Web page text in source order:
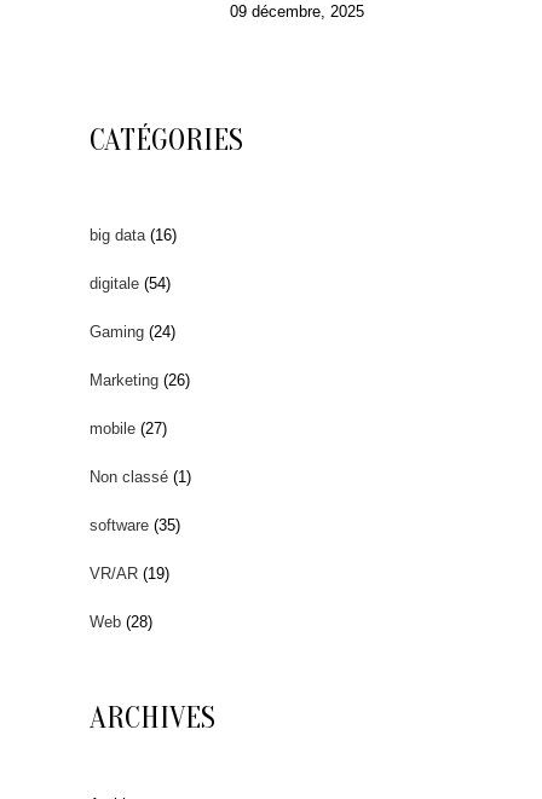
09 décembre, 2025
CATÉGORIES
big data (16)
digitale (54)
Gaming (24)
Marketing (26)
mobile (27)
Non classé (1)
software (35)
VR/AR (19)
Web (28)
ARCHIVES